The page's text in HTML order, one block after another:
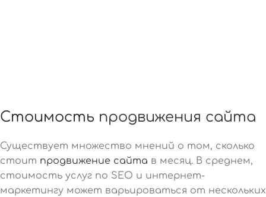
Стоимость продвижения сайта
Существует множество мнений о том, сколько
стоит продвижение сайта в месяц. В среднем,
стоимость услуг по SEO и интернет-
маркетингу может варьироваться от нескольких